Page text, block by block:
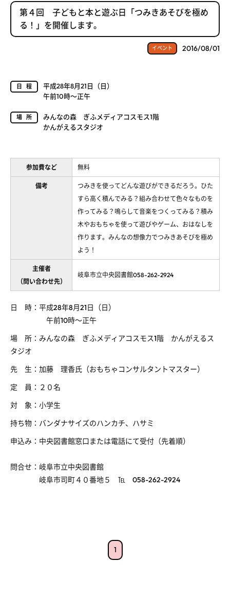
第４回 子どもと本と遊ぶ日「つみきあそびを極め
る！」を開催します。
イベント 2016/08/01
日程
平成28年8月21日（日）
午前10時～正午
場所
みんなの森 ぎふメディアコスモス1階
かんがえるスタジオ
参加費など 無料
備考
つみきを使ってどんな遊びができるだろう。ひた
すら高く積んでみる？組み合わせて色々なものを
作ってみる？鳴らして音楽をつくってみる？積み
木やおもちゃを使って遊びやゲーム、おはなしを
作ります。みんなの想像力でつみきあそびを極め
よう！
主催者
（問い合わせ先）
岐阜市立中央図書館058-262-2924
日 時：平成28年8月21日（日）
午前10時～正午
場 所：みんなの森 ぎふメディアコスモス1階 かんがえるス
タジオ
先 生：加藤 理香氏（おもちゃコンサルタントマスター）
定 員：２０名
対 象：小学生
持ち物：バンダナサイズのハンカチ、ハサミ
申込み：中央図書館窓口または電話にて受付（先着順）
問合せ：岐阜市立中央図書館
岐阜市司町４０番地５ ℡ 058-262-2924
1